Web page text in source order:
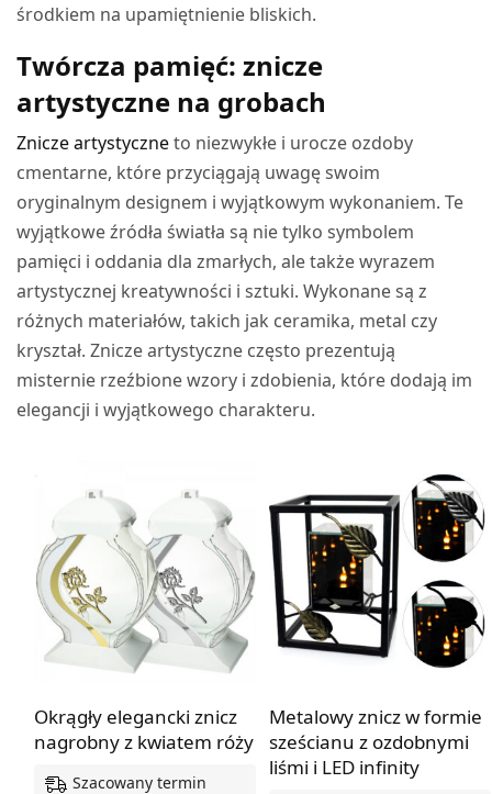
środkiem na upamiętnienie bliskich.
Twórcza pamięć: znicze
artystyczne na grobach
Znicze artystyczneto niezwykłe i urocze ozdoby
cmentarne, które przyciągają uwagę swoim
oryginalnym designem i wyjątkowym wykonaniem. Te
wyjątkowe źródła światła są nie tylko symbolem
pamięci i oddania dla zmarłych, ale także wyrazem
artystycznej kreatywności i sztuki. Wykonane są z
różnych materiałów, takich jak ceramika, metal czy
kryształ. Znicze artystyczne często prezentują
misternie rzeźbione wzory i zdobienia, które dodają im
elegancji i wyjątkowego charakteru.
Okrągły elegancki znicz
nagrobny z kwiatem róży
Szacowany termin
Metalowy znicz w formie
sześcianu z ozdobnymi
liśmi i LED infinity